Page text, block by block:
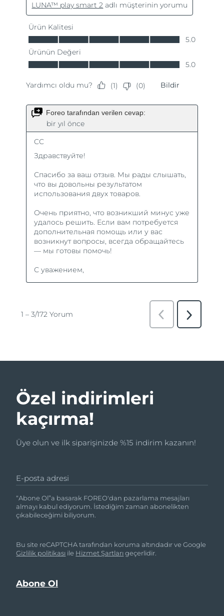
Özel indirimleri
kaçırma!
Üye olun ve ilk siparişinizde %15 indirim kazanın!
E-posta adresi
“Abone Ol”a basarak FOREO'dan pazarlama mesajları
almayı kabul ediyorum. İstediğim zaman abonelikten
çıkabileceğimi biliyorum.
Bu site reCAPTCHA tarafından koruma altındadır ve Google
Gizlilik politikası ile Hizmet Şartlarıgeçerlidir.